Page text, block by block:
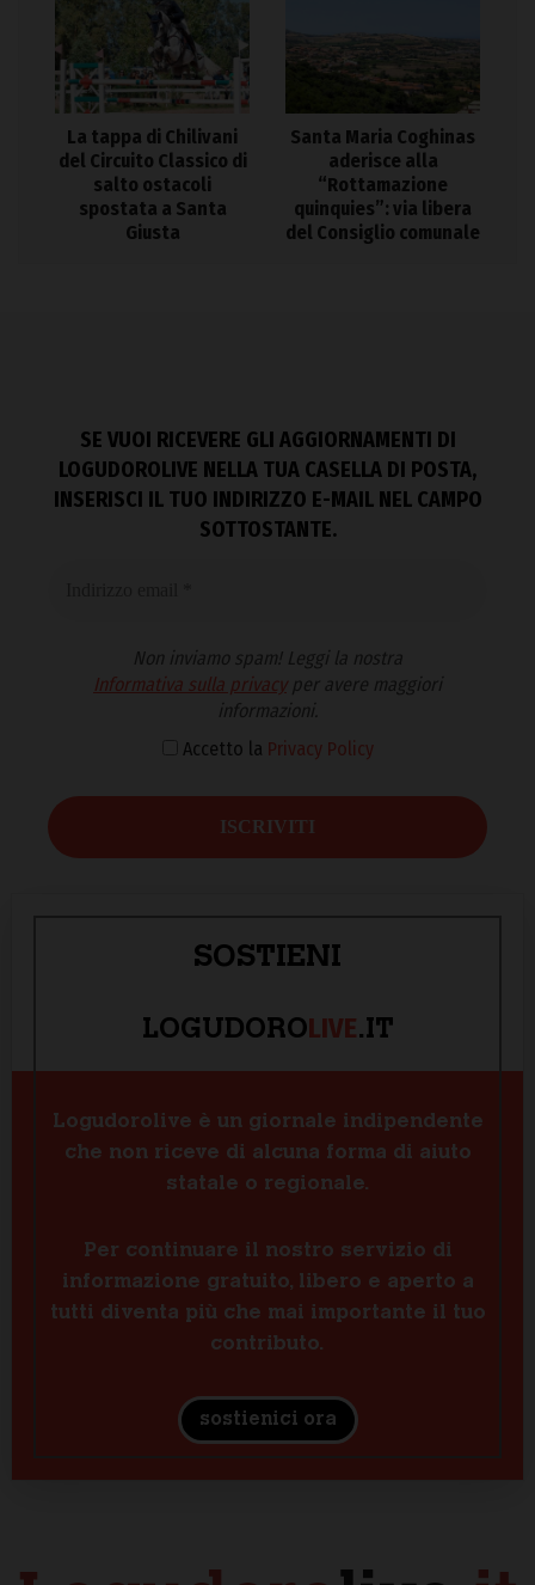
La tappa di Chilivani
del Circuito Classico di
salto ostacoli
spostata a Santa
Giusta
Santa Maria Coghinas
aderisce alla
“Rottamazione
quinquies”: via libera
del Consiglio comunale
SE VUOI RICEVERE GLI AGGIORNAMENTI DI
LOGUDOROLIVE NELLA TUA CASELLA DI POSTA,
INSERISCI IL TUO INDIRIZZO E-MAIL NEL CAMPO
SOTTOSTANTE.
Non inviamo spam! Leggi la nostra
Informativa sulla privacyper avere maggiori
informazioni.
Accetto la Privacy Policy
SOSTIENI
LOGUDOROLIVE.IT
Logudorolive è un giornale indipendente
che non riceve di alcuna forma di aiuto
statale o regionale.
Per continuare il nostro servizio di
informazione gratuito, libero e aperto a
tutti diventa più che mai importante il tuo
contributo.
sostienici ora